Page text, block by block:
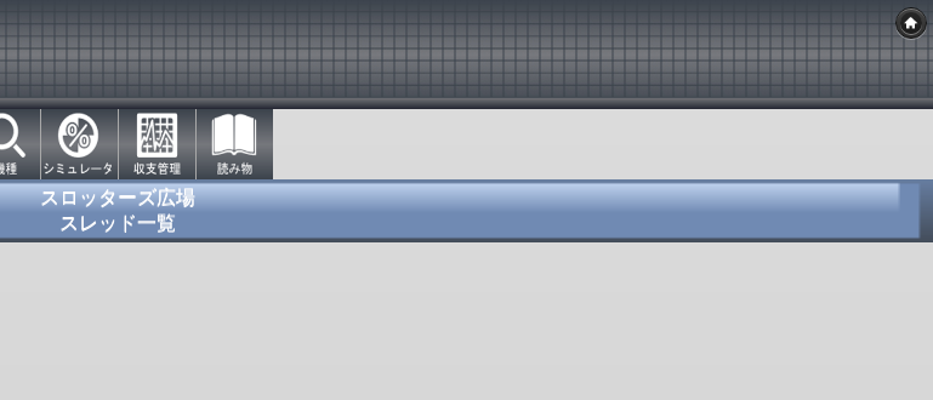
スロッターズ広場
スレッド一覧